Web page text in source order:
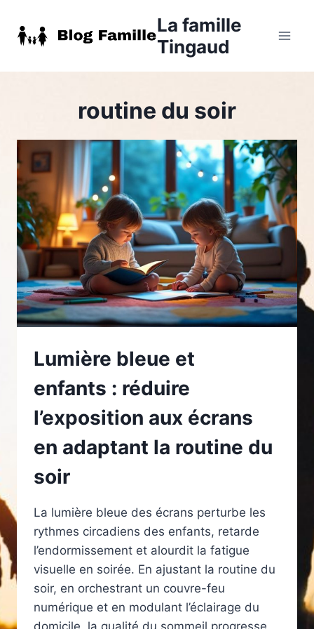
contenu
La famille
Tingaud
routine du soir
Lumière bleue et
enfants : réduire
l’exposition aux écrans
en adaptant la routine du
soir
La lumière bleue des écrans perturbe les
rythmes circadiens des enfants, retarde
l’endormissement et alourdit la fatigue
visuelle en soirée. En ajustant la routine du
soir, en orchestrant un couvre-feu
numérique et en modulant l’éclairage du
domicile, la qualité du sommeil progresse